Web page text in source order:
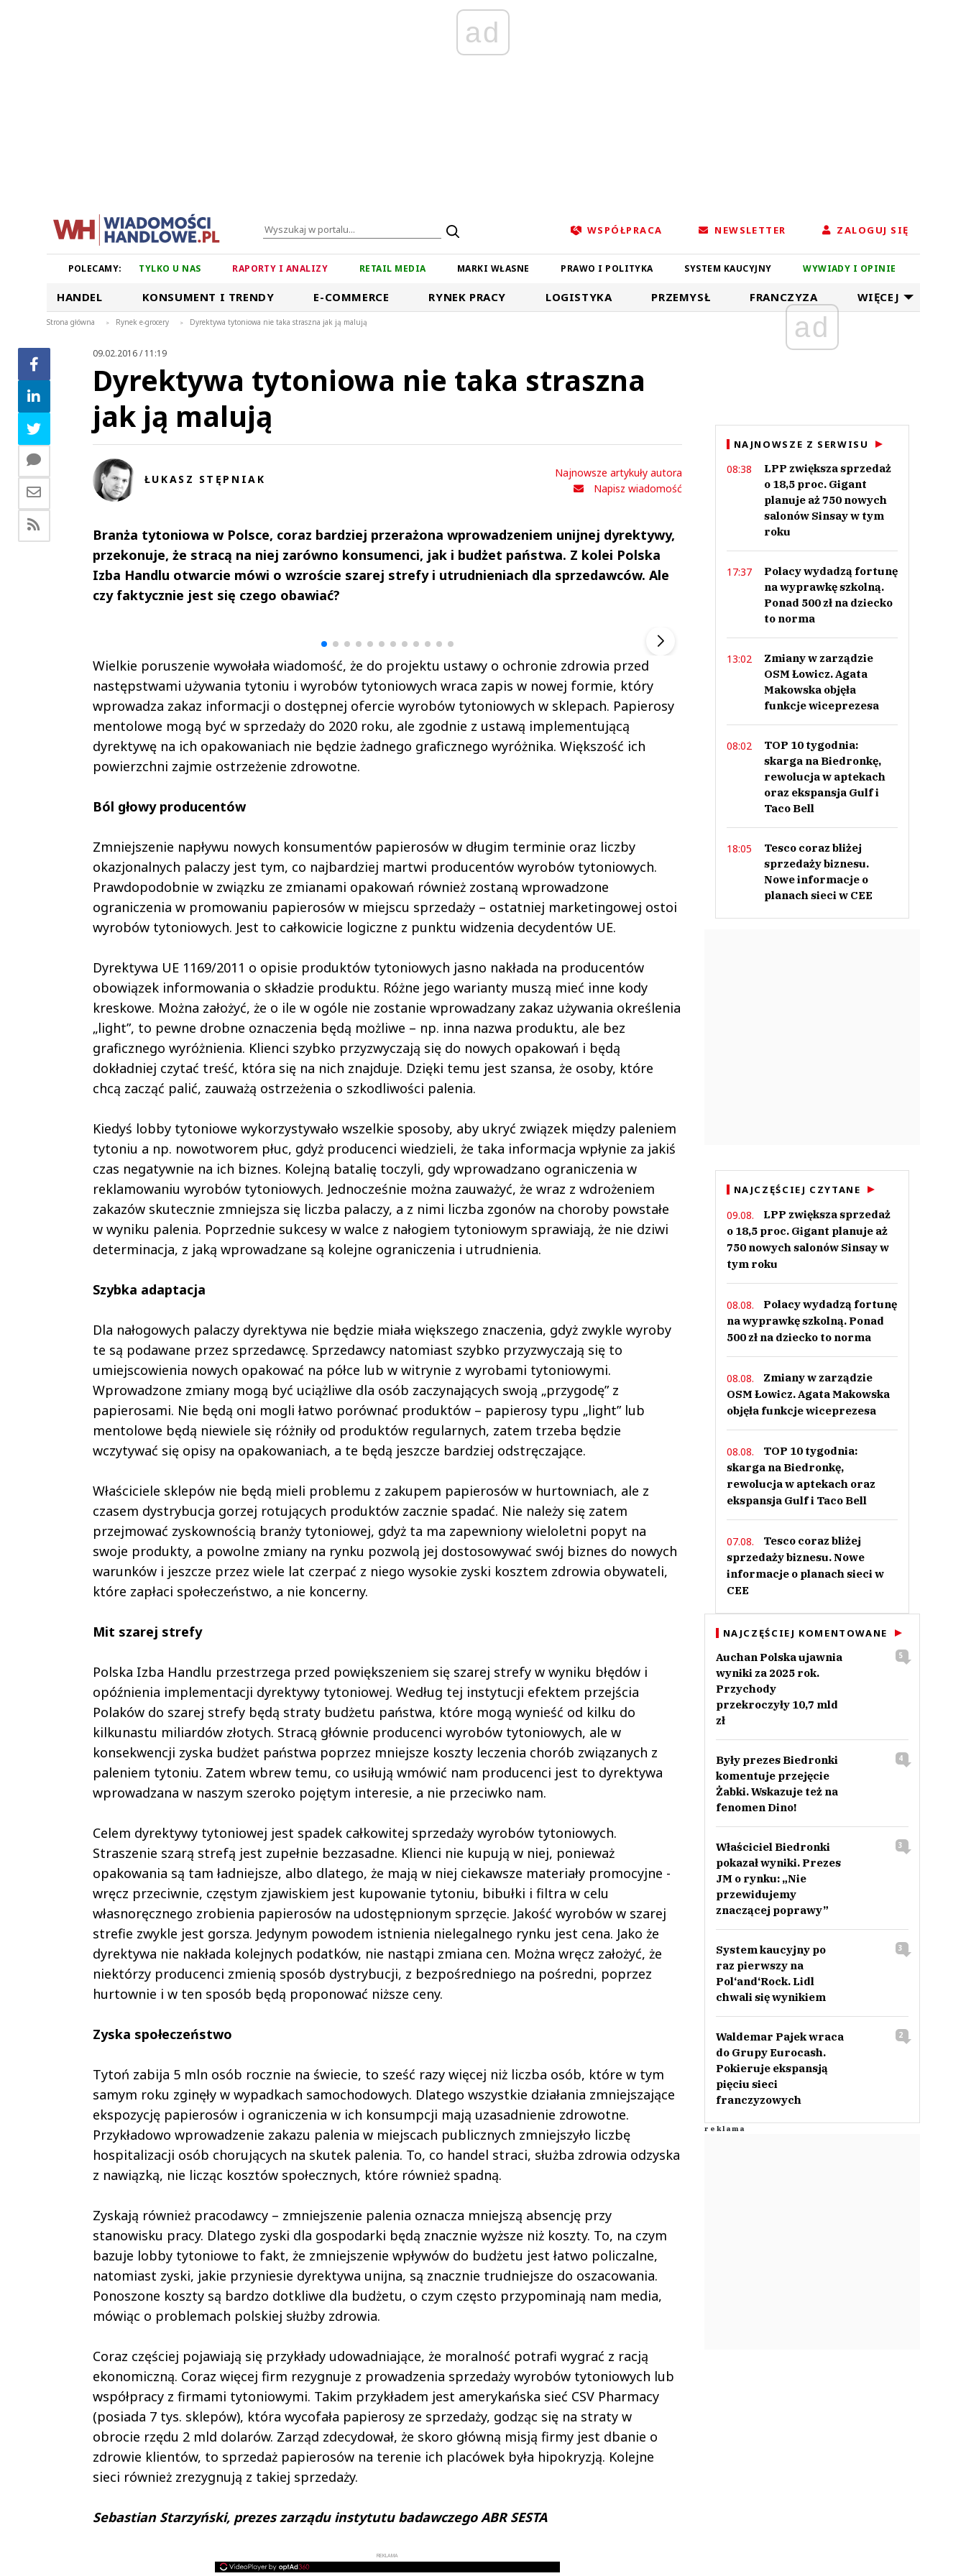
ad
WSPÓŁPRACA NEWSLETTER ZALOGUJ SIĘ
POLECAMY: TYLKO U NAS RAPORTY I ANALIZY RETAIL MEDIA MARKI WŁASNE PRAWO I POLITYKA SYSTEM KAUCYJNY WYWIADY I OPINIE
HANDEL KONSUMENT I TRENDY E-COMMERCE RYNEK PRACY LOGISTYKA PRZEMYSŁ FRANCZYZA WIĘCEJ
Strona główna > Rynek e-grocery > Dyrektywa tytoniowa nie taka straszna jak ją malują
09.02.2016 / 11:19
Dyrektywa tytoniowa nie taka straszna
jak ją malują
ŁUKASZ STĘPNIAK
Najnowsze artykuły autora
Napisz wiadomość
Branża tytoniowa w Polsce, coraz bardziej przerażona wprowadzeniem unijnej dyrektywy,
przekonuje, że stracą na niej zarówno konsumenci, jak i budżet państwa. Z kolei Polska
Izba Handlu otwarcie mówi o wzroście szarej strefy i utrudnieniach dla sprzedawców. Ale
czy faktycznie jest się czego obawiać?
Wielkie poruszenie wywołała wiadomość, że do projektu ustawy o ochronie zdrowia przed
następstwami używania tytoniu i wyrobów tytoniowych wraca zapis w nowej formie, który
wprowadza zakaz informacji o dostępnej ofercie wyrobów tytoniowych w sklepach. Papierosy
mentolowe mogą być w sprzedaży do 2020 roku, ale zgodnie z ustawą implementującą
dyrektywę na ich opakowaniach nie będzie żadnego graficznego wyróżnika. Większość ich
powierzchni zajmie ostrzeżenie zdrowotne.
Ból głowy producentów
Zmniejszenie napływu nowych konsumentów papierosów w długim terminie oraz liczby
okazjonalnych palaczy jest tym, co najbardziej martwi producentów wyrobów tytoniowych.
Prawdopodobnie w związku ze zmianami opakowań również zostaną wprowadzone
ograniczenia w promowaniu papierosów w miejscu sprzedaży – ostatniej marketingowej ostoi
wyrobów tytoniowych. Jest to całkowicie logiczne z punktu widzenia decydentów UE.
Dyrektywa UE 1169/2011 o opisie produktów tytoniowych jasno nakłada na producentów
obowiązek informowania o składzie produktu. Różne jego warianty muszą mieć inne kody
kreskowe. Można założyć, że o ile w ogóle nie zostanie wprowadzany zakaz używania określenia
„light”, to pewne drobne oznaczenia będą możliwe – np. inna nazwa produktu, ale bez
graficznego wyróżnienia. Klienci szybko przyzwyczają się do nowych opakowań i będą
dokładniej czytać treść, która się na nich znajduje. Dzięki temu jest szansa, że osoby, które
chcą zacząć palić, zauważą ostrzeżenia o szkodliwości palenia.
Kiedyś lobby tytoniowe wykorzystywało wszelkie sposoby, aby ukryć związek między paleniem
tytoniu a np. nowotworem płuc, gdyż producenci wiedzieli, że taka informacja wpłynie za jakiś
czas negatywnie na ich biznes. Kolejną batalię toczyli, gdy wprowadzano ograniczenia w
reklamowaniu wyrobów tytoniowych. Jednocześnie można zauważyć, że wraz z wdrożeniem
zakazów skutecznie zmniejsza się liczba palaczy, a z nimi liczba zgonów na choroby powstałe
w wyniku palenia. Poprzednie sukcesy w walce z nałogiem tytoniowym sprawiają, że nie dziwi
determinacja, z jaką wprowadzane są kolejne ograniczenia i utrudnienia.
Szybka adaptacja
Dla nałogowych palaczy dyrektywa nie będzie miała większego znaczenia, gdyż zwykle wyroby
te są podawane przez sprzedawcę. Sprzedawcy natomiast szybko przyzwyczają się to
umiejscowienia nowych opakować na półce lub w witrynie z wyrobami tytoniowymi.
Wprowadzone zmiany mogą być uciążliwe dla osób zaczynających swoją „przygodę” z
papierosami. Nie będą oni mogli łatwo porównać produktów – papierosy typu „light” lub
mentolowe będą niewiele się różniły od produktów regularnych, zatem trzeba będzie
wczytywać się opisy na opakowaniach, a te będą jeszcze bardziej odstręczające.
Właściciele sklepów nie będą mieli problemu z zakupem papierosów w hurtowniach, ale z
czasem dystrybucja gorzej rotujących produktów zacznie spadać. Nie należy się zatem
przejmować zyskownością branży tytoniowej, gdyż ta ma zapewniony wieloletni popyt na
swoje produkty, a powolne zmiany na rynku pozwolą jej dostosowywać swój biznes do nowych
warunków i jeszcze przez wiele lat czerpać z niego wysokie zyski kosztem zdrowia obywateli,
które zapłaci społeczeństwo, a nie koncerny.
Mit szarej strefy
Polska Izba Handlu przestrzega przed powiększeniem się szarej strefy w wyniku błędów i
opóźnienia implementacji dyrektywy tytoniowej. Według tej instytucji efektem przejścia
Polaków do szarej strefy będą straty budżetu państwa, które mogą wynieść od kilku do
kilkunastu miliardów złotych. Stracą głównie producenci wyrobów tytoniowych, ale w
konsekwencji zyska budżet państwa poprzez mniejsze koszty leczenia chorób związanych z
paleniem tytoniu. Zatem wbrew temu, co usiłują wmówić nam producenci jest to dyrektywa
wprowadzana w naszym szeroko pojętym interesie, a nie przeciwko nam.
Celem dyrektywy tytoniowej jest spadek całkowitej sprzedaży wyrobów tytoniowych.
Straszenie szarą strefą jest zupełnie bezzasadne. Klienci nie kupują w niej, ponieważ
opakowania są tam ładniejsze, albo dlatego, że mają w niej ciekawsze materiały promocyjne -
wręcz przeciwnie, częstym zjawiskiem jest kupowanie tytoniu, bibułki i filtra w celu
własnoręcznego zrobienia papierosów na udostępnionym sprzęcie. Jakość wyrobów w szarej
strefie zwykle jest gorsza. Jedynym powodem istnienia nielegalnego rynku jest cena. Jako że
dyrektywa nie nakłada kolejnych podatków, nie nastąpi zmiana cen. Można wręcz założyć, że
niektórzy producenci zmienią sposób dystrybucji, z bezpośredniego na pośredni, poprzez
hurtownie i w ten sposób będą proponować niższe ceny.
Zyska społeczeństwo
Tytoń zabija 5 mln osób rocznie na świecie, to sześć razy więcej niż liczba osób, które w tym
samym roku zginęły w wypadkach samochodowych. Dlatego wszystkie działania zmniejszające
ekspozycję papierosów i ograniczenia w ich konsumpcji mają uzasadnienie zdrowotne.
Przykładowo wprowadzenie zakazu palenia w miejscach publicznych zmniejszyło liczbę
hospitalizacji osób chorujących na skutek palenia. To, co handel straci, służba zdrowia odzyska
z nawiązką, nie licząc kosztów społecznych, które również spadną.
Zyskają również pracodawcy – zmniejszenie palenia oznacza mniejszą absencję przy
stanowisku pracy. Dlatego zyski dla gospodarki będą znacznie wyższe niż koszty. To, na czym
bazuje lobby tytoniowe to fakt, że zmniejszenie wpływów do budżetu jest łatwo policzalne,
natomiast zyski, jakie przyniesie dyrektywa unijna, są znacznie trudniejsze do oszacowania.
Ponoszone koszty są bardzo dotkliwe dla budżetu, o czym często przypominają nam media,
mówiąc o problemach polskiej służby zdrowia.
Coraz częściej pojawiają się przykłady udowadniające, że moralność potrafi wygrać z racją
ekonomiczną. Coraz więcej firm rezygnuje z prowadzenia sprzedaży wyrobów tytoniowych lub
współpracy z firmami tytoniowymi. Takim przykładem jest amerykańska sieć CSV Pharmacy
(posiada 7 tys. sklepów), która wycofała papierosy ze sprzedaży, godząc się na straty w
obrocie rzędu 2 mld dolarów. Zarząd zdecydował, że skoro główną misją firmy jest dbanie o
zdrowie klientów, to sprzedaż papierosów na terenie ich placówek była hipokryzją. Kolejne
sieci również zrezygnują z takiej sprzedaży.
Sebastian Starzyński, prezes zarządu instytutu badawczego ABR SESTA
REKLAMA
Andrzej i Marta
Marta i Andrzej
▶
Szefem być Sezon 2 Marcin Przybysz
ad
NAJNOWSZE Z SERWISU
08:38
LPP zwiększa sprzedaż
o 18,5 proc. Gigant
planuje aż 750 nowych
salonów Sinsay w tym
roku
17:37
Polacy wydadzą fortunę
na wyprawkę szkolną.
Ponad 500 zł na dziecko
to norma
13:02
Zmiany w zarządzie
OSM Łowicz. Agata
Makowska objęła
funkcje wiceprezesa
08:02
TOP 10 tygodnia:
skarga na Biedronkę,
rewolucja w aptekach
oraz ekspansja Gulf i
Taco Bell
18:05
Tesco coraz bliżej
sprzedaży biznesu.
Nowe informacje o
planach sieci w CEE
NAJCZĘŚCIEJ CZYTANE
09.08.
LPP zwiększa sprzedaż
o 18,5 proc. Gigant planuje aż
750 nowych salonów Sinsay w
tym roku
08.08.
Polacy wydadzą fortunę
na wyprawkę szkolną. Ponad
500 zł na dziecko to norma
08.08.
Zmiany w zarządzie
OSM Łowicz. Agata Makowska
objęła funkcje wiceprezesa
08.08.
TOP 10 tygodnia:
skarga na Biedronkę,
rewolucja w aptekach oraz
ekspansja Gulf i Taco Bell
07.08.
Tesco coraz bliżej
sprzedaży biznesu. Nowe
informacje o planach sieci w
CEE
NAJCZĘŚCIEJ KOMENTOWANE
Auchan Polska ujawnia
wyniki za 2025 rok.
Przychody
przekroczyły 10,7 mld
zł
5
Były prezes Biedronki
komentuje przejęcie
Żabki. Wskazuje też na
fenomen Dino!
4
Właściciel Biedronki
pokazał wyniki. Prezes
JM o rynku: „Nie
przewidujemy
znaczącej poprawy”
3
System kaucyjny po
raz pierwszy na
Pol‘and‘Rock. Lidl
chwali się wynikiem
3
Waldemar Pajek wraca
do Grupy Eurocash.
Pokieruje ekspansją
pięciu sieci
franczyzowych
2